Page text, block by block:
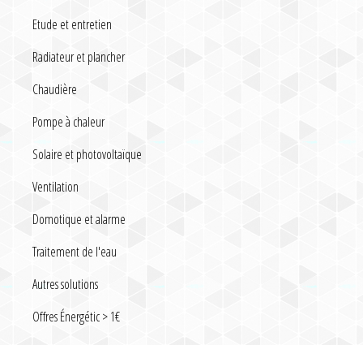
Etude et entretien
Radiateur et plancher
Chaudière
Pompe à chaleur
Solaire et photovoltaïque
Ventilation
Domotique et alarme
Traitement de l'eau
Autres solutions
Offres Énergétic > 1€